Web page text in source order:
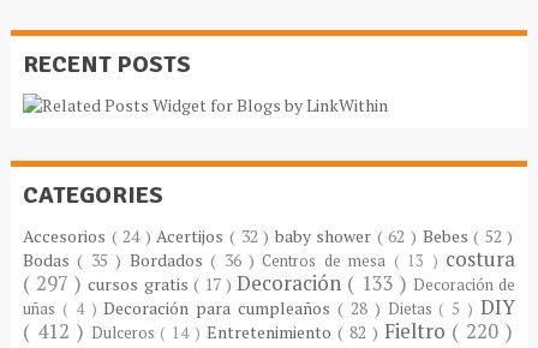
RECENT POSTS
CATEGORIES
Accesorios ( 24 ) Acertijos ( 32 ) baby shower ( 62 ) Bebes( 52 )
Bodas( 35 ) Bordados( 36 ) Centros de mesa ( 13 ) costura
( 297 )cursos gratis ( 17 )Decoración ( 133 ) Decoración de
uñas ( 4 )Decoración para cumpleaños( 28 ) Dietas ( 5 )DIY
( 412 ) Dulceros ( 14 )Entretenimiento ( 82 ) Fieltro ( 220 )